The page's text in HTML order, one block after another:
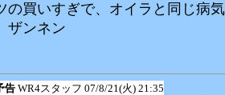
買いすぎで、オイラと同じ病
ザンネン
告 WR4スタッフ 07/8/21(火) 21:35